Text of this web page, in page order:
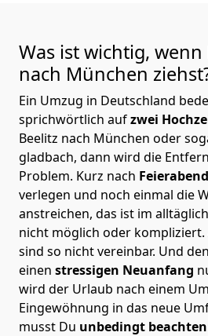
Was ist wichtig,
nach München
Ein Umzug in Deutschland
sprichwörtlich aufzwei
Beelitz nach München oder
gladbach, dann wird die
Problem. Kurz nach Feierabend
verlegen und noch einmal die
anstreichen, das ist im
nicht möglich oder kompliziert.
sind so nicht vereinbar. Und den
einen stressigen Neuanfang
wird der Urlaub nach einem
Eingewöhnung in das neue
musst Du unbedingt beachten